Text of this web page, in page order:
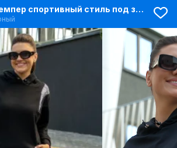
Брюки и джемпер спортивный стиль под змею из трикотажа